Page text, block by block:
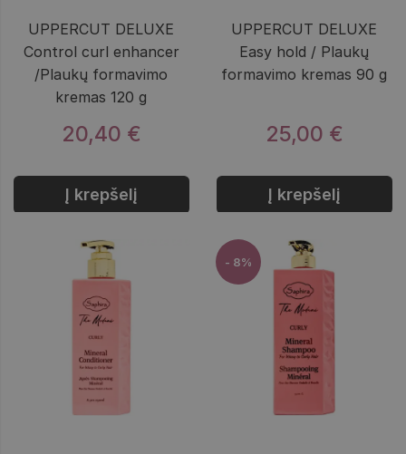
UPPERCUT DELUXE
Control curl enhancer
/Plaukų formavimo
kremas 120 g
20,40 €
Į krepšelį
UPPERCUT DELUXE
Easy hold / Plaukų
formavimo kremas 90 g
25,00 €
Į krepšelį
- 8%